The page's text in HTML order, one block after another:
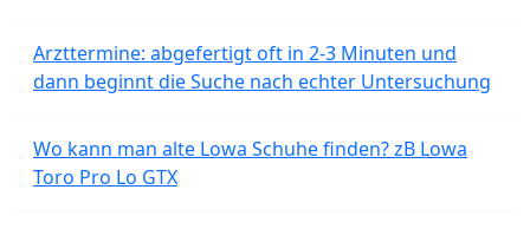
Arzttermine: abgefertigt oft in 2-3 Minuten und
dann beginnt die Suche nach echter Untersuchung
Wo kann man alte Lowa Schuhe finden? zB Lowa
Toro Pro Lo GTX